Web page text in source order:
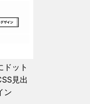
ドット
見出
ン